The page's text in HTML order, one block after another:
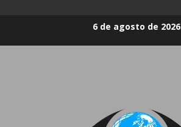
6 de agosto de 2026